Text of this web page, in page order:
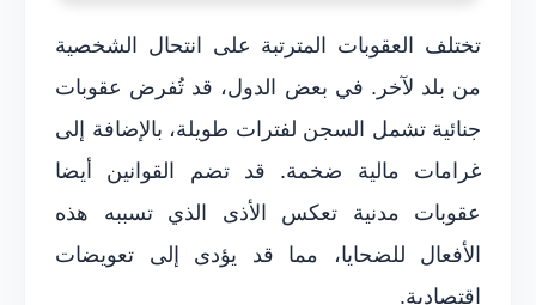
تختلف العقوبات المترتبة على انتحال الشخصية
من بلد لآخر. في بعض الدول، قد تُفرض عقوبات
جنائية تشمل السجن لفترات طويلة، بالإضافة إلى
غرامات مالية ضخمة. قد تضم القوانين أيضا
عقوبات مدنية تعكس الأذى الذي تسببه هذه
الأفعال للضحايا، مما قد يؤدى إلى تعويضات
اقتصادية.